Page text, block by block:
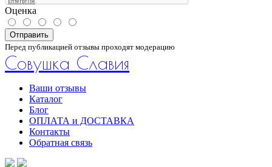
Оценка
Отправить
Перед публикацией отзывы проходят модерацию
Совушка Славия
Ваши отзывы
Каталог
Блог
ОПЛАТА и ДОСТАВКА
Контакты
Обратная связь